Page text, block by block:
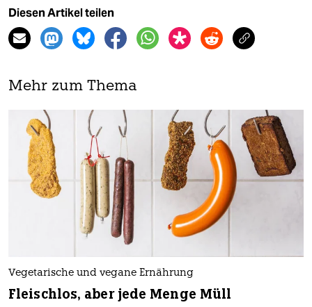
Diesen Artikel teilen
Mehr zum Thema
Vegetarische und vegane Ernährung
Fleischlos, aber jede Menge Müll